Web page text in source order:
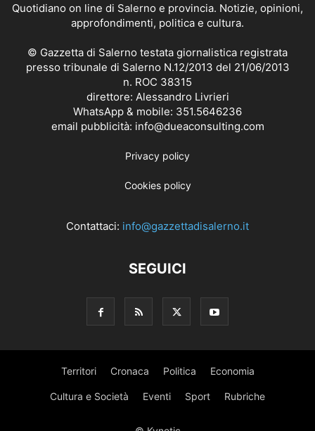
Quotidiano on line di Salerno e provincia. Notizie, opinioni,
approfondimenti, politica e cultura.
© Gazzetta di Salerno testata giornalistica registrata
presso tribunale di Salerno N.12/2013 del 21/06/2013
n. ROC 38315
direttore: Alessandro Livrieri
WhatsApp & mobile: 351.5646236
email pubblicità: info@dueaconsulting.com
Privacy policy
Cookies policy
Contattaci: info@gazzettadisalerno.it
SEGUICI
Territori Cronaca Politica Economia
Cultura e Società Eventi Sport Rubriche